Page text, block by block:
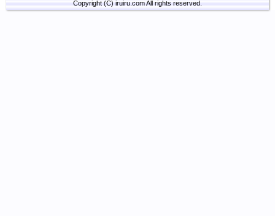
Copyright (C) iruiru.com All rights reserved.